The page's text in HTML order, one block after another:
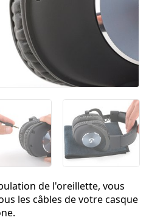
de l'oreillette, vous
les câbles de votre casque